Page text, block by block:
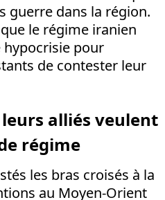
guerre dans la région.
le régime iranien
hypocrisie pour
de contester leur
alliés veulent
régime
les bras croisés à la
au Moyen-Orient